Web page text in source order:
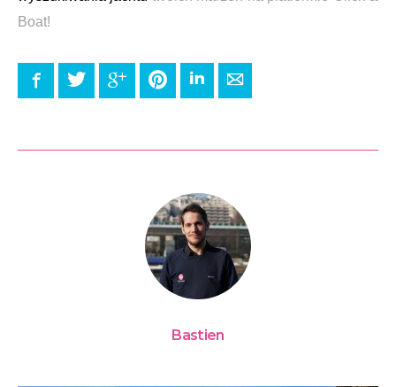
Boat!
FacebookTwitter Google+ PinterestLinkedInE-mail
Bastien